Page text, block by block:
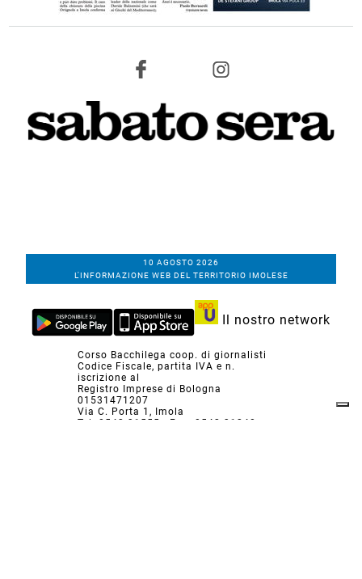
10 AGOSTO 2026
L'INFORMAZIONE WEB DEL TERRITORIO IMOLESE
Il nostro network
Corso Bacchilega coop. di giornalisti
Codice Fiscale, partita IVA e n.
iscrizione al
Registro Imprese di Bologna
01531471207
Via C. Porta 1, Imola
Tel. 0542.31555 - Fax. 0542.31240